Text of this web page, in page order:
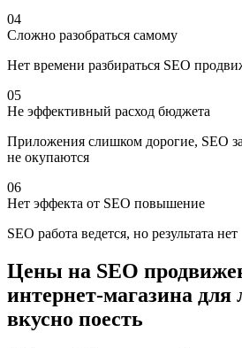
04
Сложно разобраться самому
Нет времени разбираться SEO
05
Не эффективный расход бюджета
Приложения слишком дорогие, SEO
не окупаются
06
Нет эффекта от SEO повышение
SEO работа ведется, но результата нет
Цены на SEO
интернет-магазина для
вкусно поесть